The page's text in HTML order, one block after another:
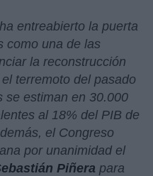
entreabierto la puerta
como una de las
la reconstrucción
terremoto del pasado
se estiman en 30.000
al 18% del PIB de
el Congreso
por unanimidad el
Piñera para